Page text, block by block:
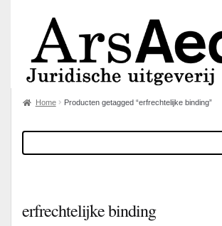
Home Producten getagged “erfrechtelijke binding”
erfrechtelijke binding